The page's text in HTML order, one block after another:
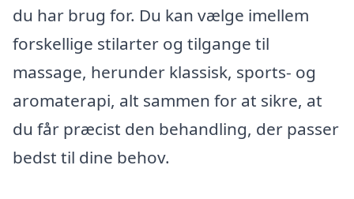
du har brug for. Du kan vælge imellem
forskellige stilarter og tilgange til
massage, herunder klassisk, sports- og
aromaterapi, alt sammen for at sikre, at
du får præcist den behandling, der passer
bedst til dine behov.